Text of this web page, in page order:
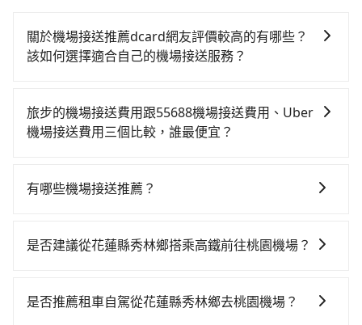
關於機場接送推薦dcard網友評價較高的有哪些？
該如何選擇適合自己的機場接送服務？
步、Uber、55688。建議可以依據價格是否透明、有無
取消政策及即時的客戶服務、google評價及品牌商譽來
旅步的機場接送費用跟55688機場接送費用、Uber
機場接送費用三個比較，誰最便宜？
當天實際行駛里程及路線而有所不同，因為車資是浮動
和uber是更便宜的。
有哪些機場接送推薦？
推薦的首選。旅步提供多種車型選擇、透明的價格以及
客。
是否建議從花蓮縣秀林鄉搭乘高鐵前往桃園機場？
費時，且難叫計程車前往高鐵站！從最早06:15一直到
是否推薦租車自駕從花蓮縣秀林鄉去桃園機場？